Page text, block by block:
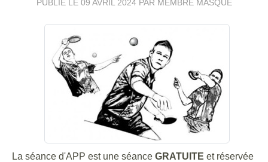
PUBLIÉ LE 09 AVRIL 2024PAR MEMBRE MASQUÉ
La séance d'APP est une séance GRATUITE et réservée